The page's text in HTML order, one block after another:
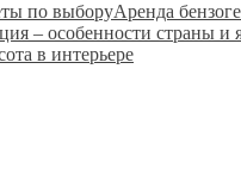
Аренда
– особенности страны и
в интерьере